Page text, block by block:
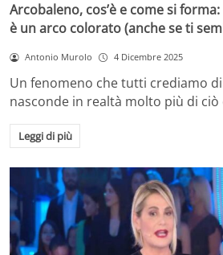
Arcobaleno, cos’è e come si
è un arco colorato (anche se ti
Antonio Murolo 4 Dicembre 2025
Un fenomeno che tutti crediamo
nasconde in realtà molto più di
Leggi di più